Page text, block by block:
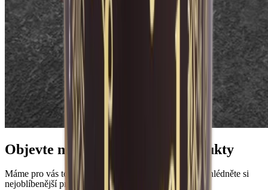
Objevte naše nejoblíbenější produkty
Máme pro vás to nejlepší, co si nejraději kupujete. Prohlédněte si
nejoblíbenější produkty.